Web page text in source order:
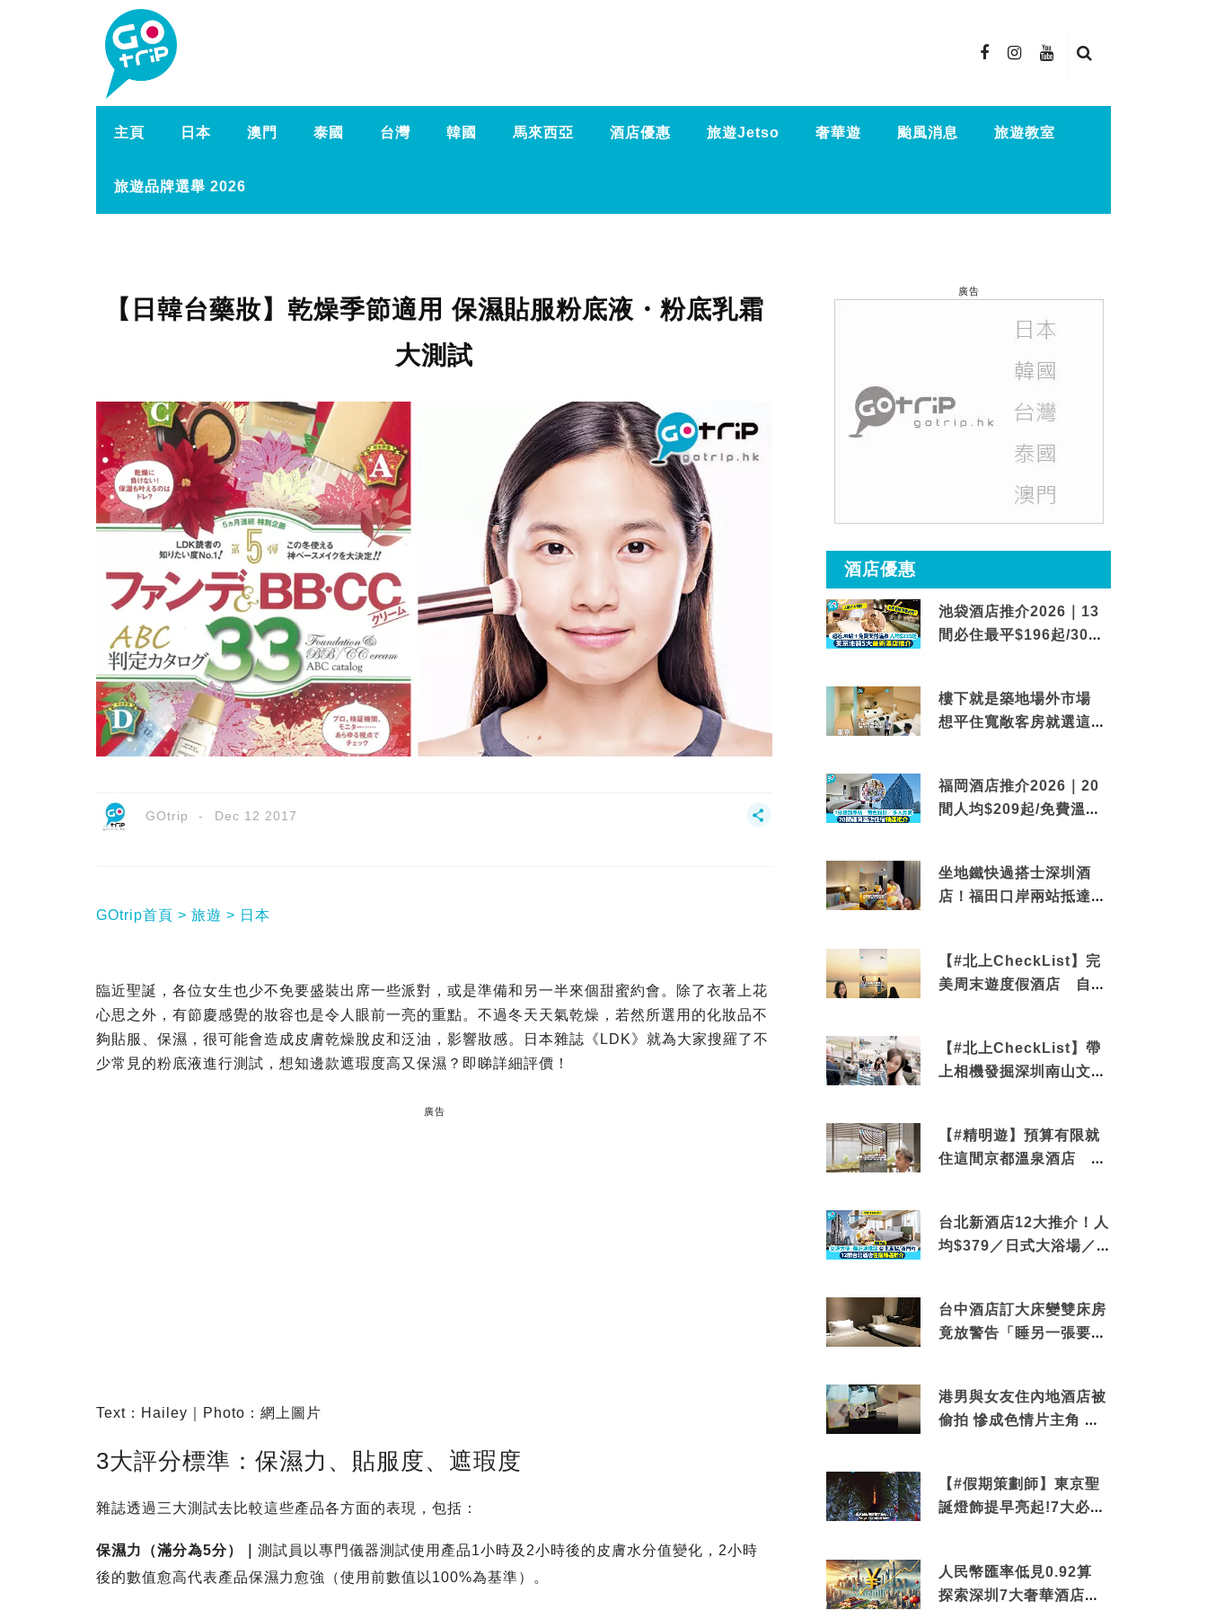
主頁 日本 澳門 泰國 台灣 韓國 馬來西亞 酒店優惠 旅遊Jetso 奢華遊 颱風消息 旅遊教室
旅遊品牌選舉 2026
【日韓台藥妝】乾燥季節適用 保濕貼服粉底液・粉底乳霜
大測試
GOtrip Dec 12 2017
GOtrip首頁 旅遊 日本
臨近聖誕，各位女生也少不免要盛裝出席一些派對，或是準備和另一半來個甜蜜約會。除了衣著上花
心思之外，有節慶感覺的妝容也是令人眼前一亮的重點。不過冬天天氣乾燥，若然所選用的化妝品不
夠貼服、保濕，很可能會造成皮膚乾燥脫皮和泛油，影響妝感。日本雜誌《LDK》就為大家搜羅了不
少常見的粉底液進行測試，想知邊款遮瑕度高又保濕？即睇詳細評價！
廣告
Text：Hailey｜Photo：網上圖片
3大評分標準：保濕力、貼服度、遮瑕度
雜誌透過三大測試去比較這些產品各方面的表現，包括：
保濕力（滿分為5分）
測試員以專門儀器測試使用產品1小時及2小時後的皮膚水分值變化，2小時
後的數值愈高代表產品保濕力愈強（使用前數值以100%為基準）。
廣告
酒店優惠
池袋酒店推介2026｜13
間必住最平$196起/30秒
樓下就是築地場外市場
想平住寬敞客房就選這間
福岡酒店推介2026｜20
間人均$209起/免費溫泉/
坐地鐵快過搭士深圳酒
店！福田口岸兩站抵達
【#北上CheckList】完
美周末遊度假酒店 自帶
【#北上CheckList】帶
上相機發掘深圳南山文藝
【#精明遊】預算有限就
住這間京都溫泉酒店 車
台北新酒店12大推介！人
均$379／日式大浴場／1
台中酒店訂大床變雙床房
竟放警告「睡另一張要加
港男與女友住內地酒店被
偷拍 慘成色情片主角 鏡
【#假期策劃師】東京聖
誕燈飾提早亮起!7大必去
人民幣匯率低見0.92算
探索深圳7大奢華酒店體